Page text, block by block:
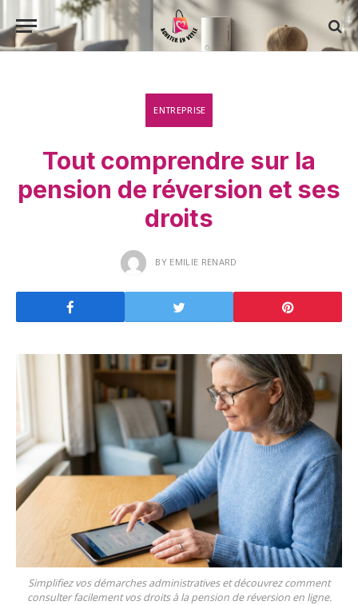
ENTREPRISE
Tout comprendre sur la
pension de réversion et ses
droits
BY EMILIE RENARD
Simplifiez vos démarches administratives et découvrez comment
consulter facilement vos droits à la pension de réversion en ligne.